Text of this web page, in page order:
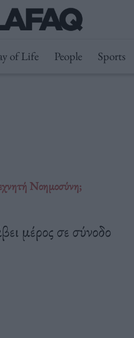
of Life People Sports
Νοημοσύνη;
μέρος σε σύνοδο